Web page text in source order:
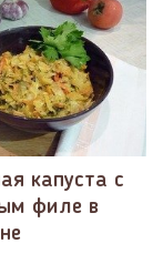
капуста с
филе в